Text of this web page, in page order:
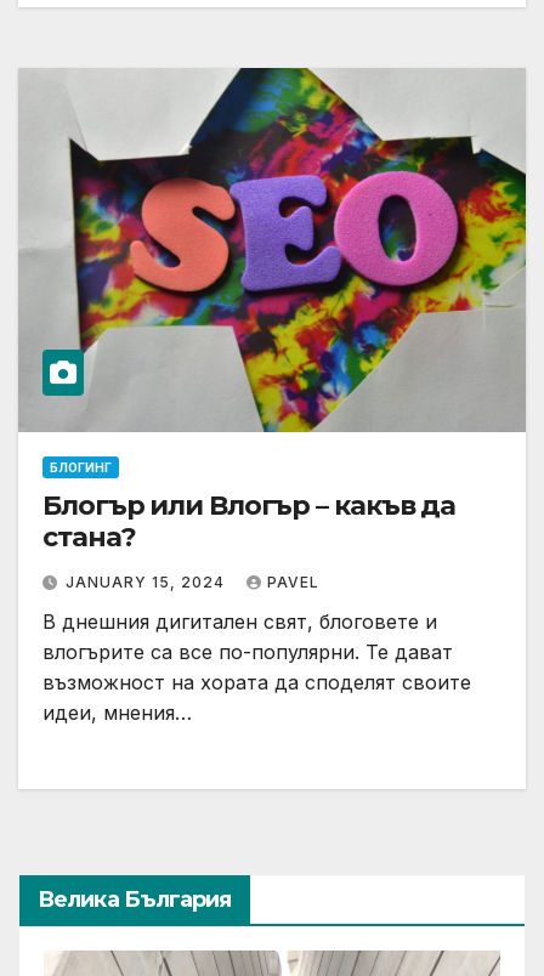
БЛОГИНГ
Блогър или Влогър – какъв да
стана?
JANUARY 15, 2024 PAVEL
В днешния дигитален свят, блоговете и
влогърите са все по-популярни. Те дават
възможност на хората да споделят своите
идеи, мнения…
Велика България